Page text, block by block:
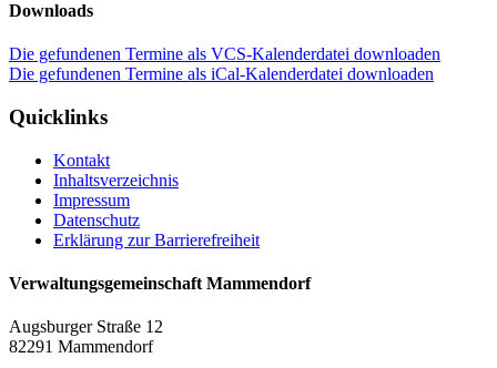
Downloads
Die gefundenen Termine als VCS-Kalenderdatei downloaden
Die gefundenen Termine als iCal-Kalenderdatei downloaden
Quicklinks
Kontakt
Inhaltsverzeichnis
Impressum
Datenschutz
Erklärung zur Barrierefreiheit
Verwaltungsgemeinschaft Mammendorf
Augsburger Straße 12
82291 Mammendorf